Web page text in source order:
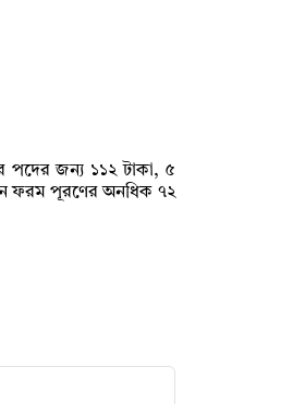
পদের জন্য ১১২ টাকা, ৫
ফরম পূরণের অনধিক ৭২